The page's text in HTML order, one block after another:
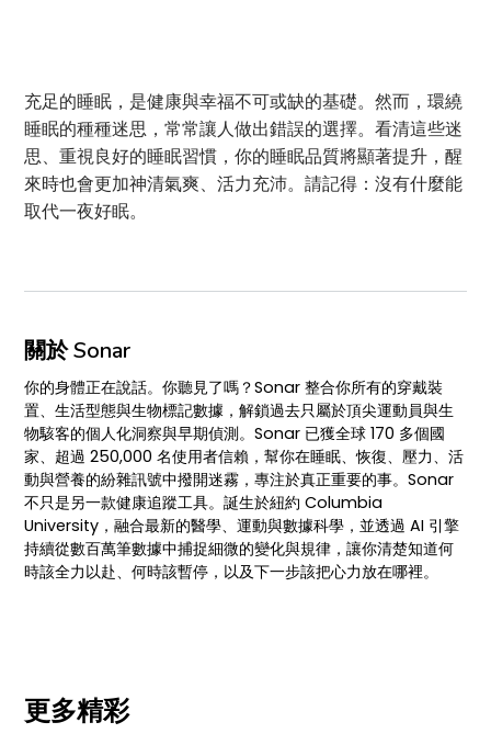
充足的睡眠，是健康與幸福不可或缺的基礎。然而，環繞
睡眠的種種迷思，常常讓人做出錯誤的選擇。看清這些迷
思、重視良好的睡眠習慣，你的睡眠品質將顯著提升，醒
來時也會更加神清氣爽、活力充沛。請記得：沒有什麼能
取代一夜好眠。
關於 Sonar
你的身體正在說話。你聽見了嗎？Sonar 整合你所有的穿戴裝
置、生活型態與生物標記數據，解鎖過去只屬於頂尖運動員與生
物駭客的個人化洞察與早期偵測。Sonar 已獲全球 170 多個國
家、超過 250,000 名使用者信賴，幫你在睡眠、恢復、壓力、活
動與營養的紛雜訊號中撥開迷霧，專注於真正重要的事。Sonar
不只是另一款健康追蹤工具。誕生於紐約 Columbia
University，融合最新的醫學、運動與數據科學，並透過 AI 引擎
持續從數百萬筆數據中捕捉細微的變化與規律，讓你清楚知道何
時該全力以赴、何時該暫停，以及下一步該把心力放在哪裡。
更多精彩